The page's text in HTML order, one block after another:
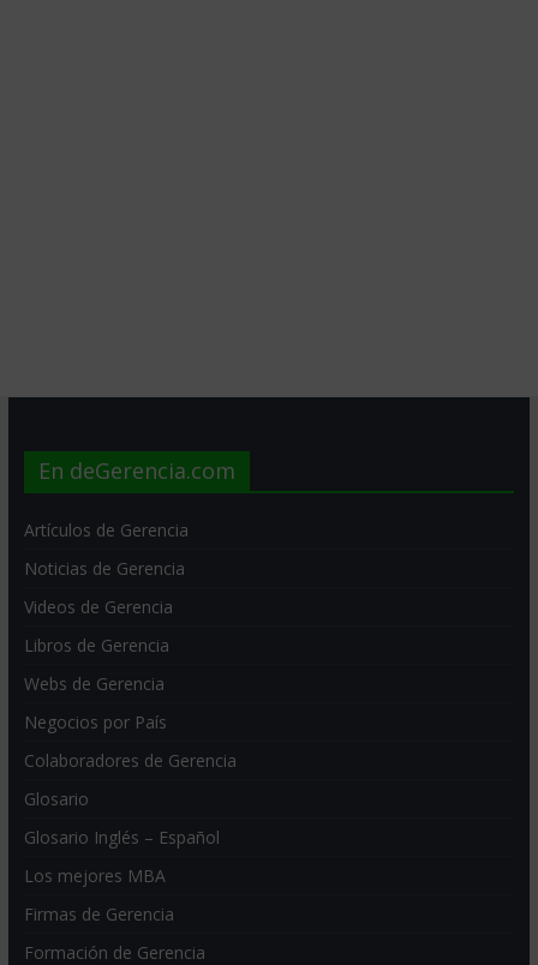
En deGerencia.com
Artículos de Gerencia
Noticias de Gerencia
Videos de Gerencia
Libros de Gerencia
Webs de Gerencia
Negocios por País
Colaboradores de Gerencia
Glosario
Glosario Inglés – Español
Los mejores MBA
Firmas de Gerencia
Formación de Gerencia